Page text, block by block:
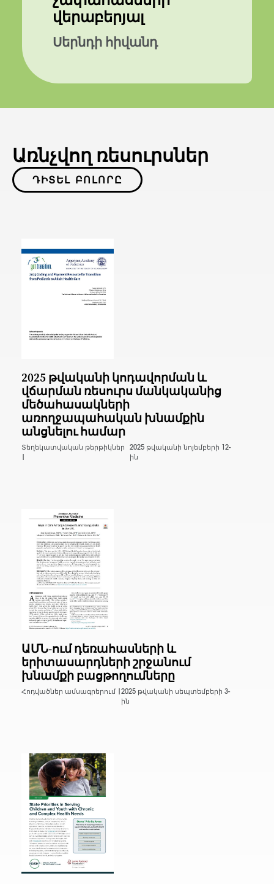
վերաբերյալ
Սերնդի հիվանդ
Առնչվող ռեսուրսներ
ԴԻՏԵԼ ԲՈԼՈՐԸ
2025 թվականի կոդավորման և
վճարման ռեսուրս մանկականից
մեծահասակների
առողջապահական խնամքին
անցնելու համար
Տեղեկատվական թերթիկներ
2025 թվականի նոյեմբերի 12-
ին
ԱՄՆ-ում դեռահասների և
երիտասարդների շրջանում
խնամքի բացթողումները
Հոդվածներ ամսագրերում | 2025 թվականի սեպտեմբերի 3-
ին